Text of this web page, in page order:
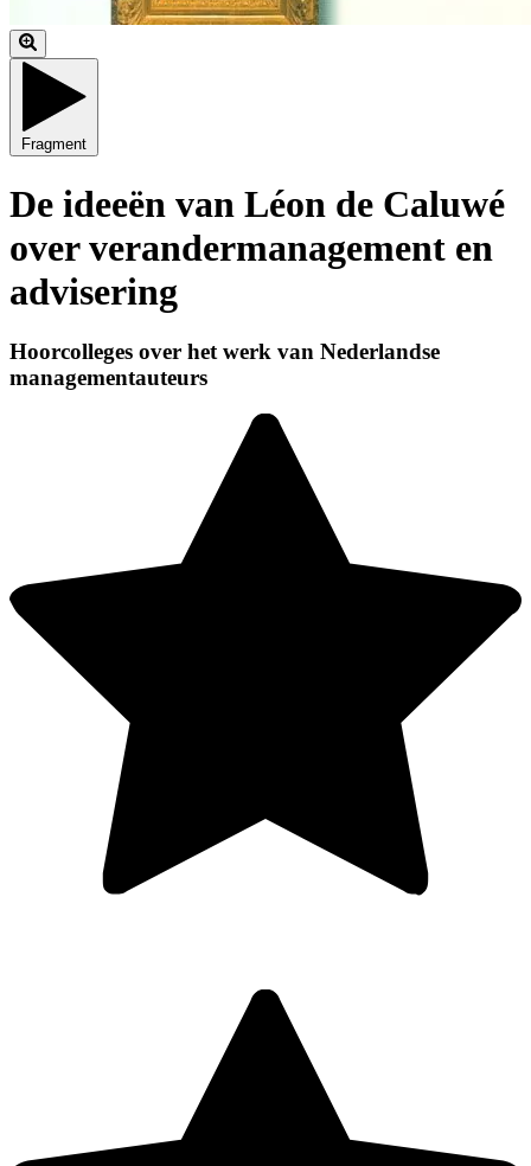
Fragment
De ideeën van Léon de Caluwé
over verandermanagement en
advisering
Hoorcolleges over het werk van Nederlandse
managementauteurs